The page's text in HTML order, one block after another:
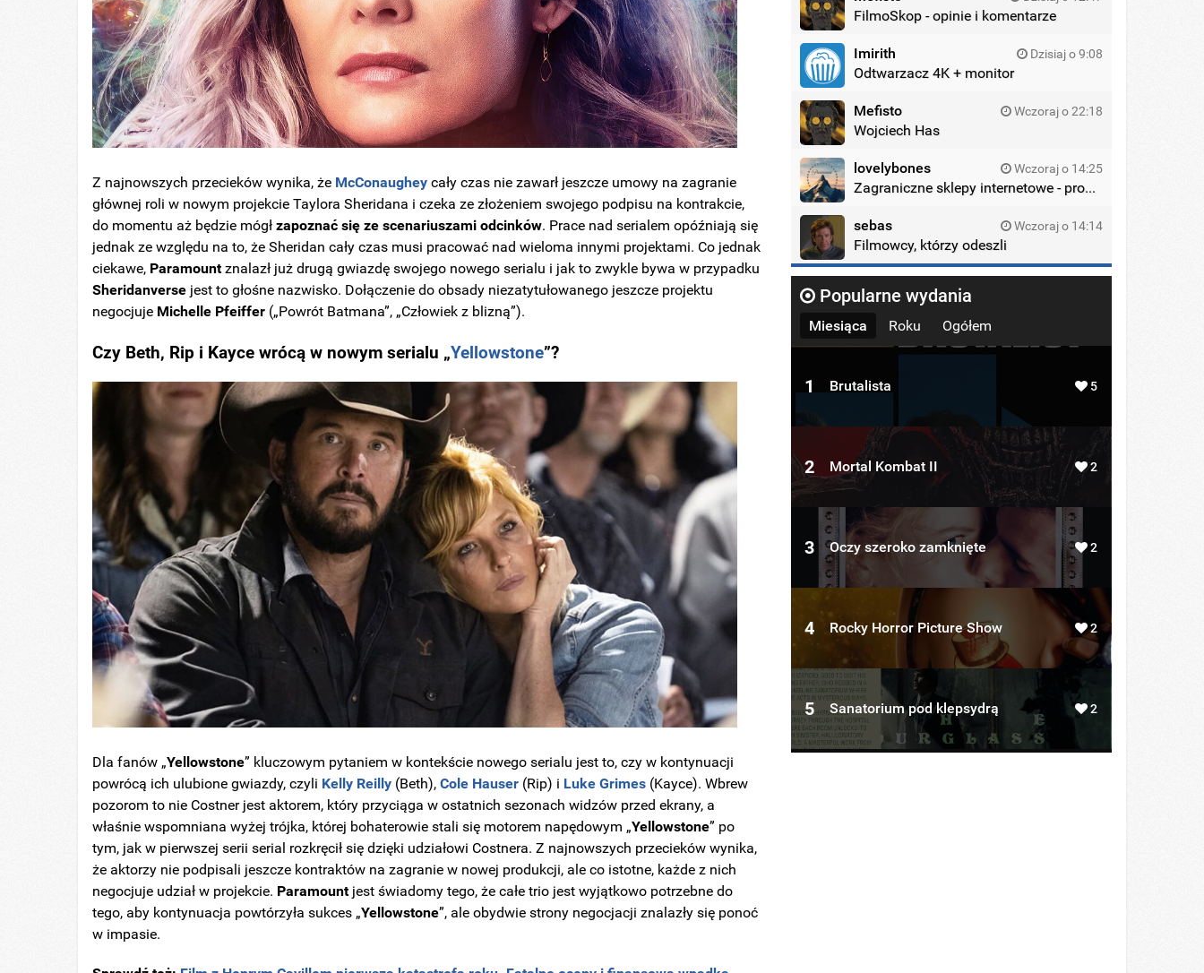
Z najnowszych przecieków wynika, że McConaughey cały czas nie zawarł jeszcze umowy na zagranie
głównej roli w nowym projekcie Taylora Sheridana i czeka ze złożeniem swojego podpisu na kontrakcie,
do momentu aż będzie mógłzapoznać się ze scenariuszami odcinków. Prace nad serialem opóźniają się
jednak ze względu na to, że Sheridan cały czas musi pracować nad wieloma innymi projektami. Co jednak
ciekawe, Paramountznalazł już drugą gwiazdę swojego nowego serialu i jak to zwykle bywa w przypadku
Sheridanverse jest to głośne nazwisko. Dołączenie do obsady niezatytułowanego jeszcze projektu
negocjuje Michelle Pfeiffer („Powrót Batmana”, „Człowiek z blizną”).
Czy Beth, Rip i Kayce wrócą w nowym serialu „Yellowstone”?
Dla fanów „Yellowstone” kluczowym pytaniem w kontekście nowego serialu jest to, czy w kontynuacji
powrócą ich ulubione gwiazdy, czyli Kelly Reilly (Beth),Cole Hauser (Rip) i Luke Grimes (Kayce). Wbrew
pozorom to nie Costner jest aktorem, który przyciąga w ostatnich sezonach widzów przed ekrany, a
właśnie wspomniana wyżej trójka, której bohaterowie stali się motorem napędowym „Yellowstone” po
tym, jak w pierwszej serii serial rozkręcił się dzięki udziałowi Costnera. Z najnowszych przecieków wynika,
że aktorzy nie podpisali jeszcze kontraktów na zagranie w nowej produkcji, ale co istotne, każde z nich
negocjuje udział w projekcie. Paramountjest świadomy tego, że całe trio jest wyjątkowo potrzebne do
tego, aby kontynuacja powtórzyła sukces „Yellowstone”, ale obydwie strony negocjacji znalazły się ponoć
w impasie.
FilmoSkop - opinie i komentarze
Imirith Dzisiaj o 9:08
Odtwarzacz 4K + monitor
Mefisto Wczoraj o 22:18
Wojciech Has
lovelybones Wczoraj o 14:25
Zagraniczne sklepy internetowe - promocje
sebas Wczoraj o 14:14
Filmowcy, którzy odeszli
Popularne wydania
Miesiąca Roku Ogółem
1 Brutalista 5
2 Mortal Kombat II 2
3 Oczy szeroko zamknięte 2
4 Rocky Horror Picture Show 2
5 Sanatorium pod klepsydrą 2